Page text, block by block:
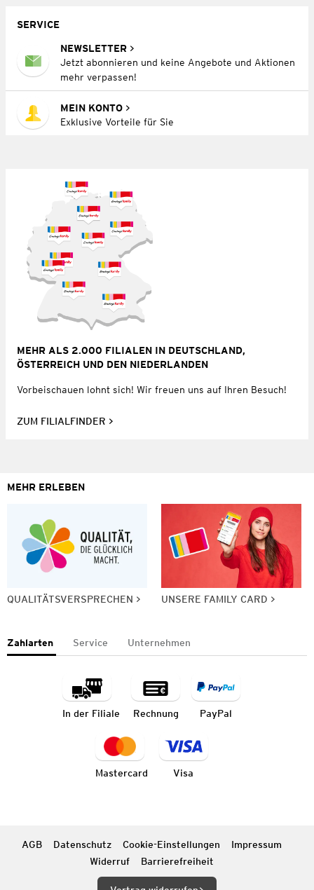
SERVICE
NEWSLETTER
Jetzt abonnieren und keine Angebote und Aktionen
mehr verpassen!
MEIN KONTO
Exklusive Vorteile für Sie
MEHR ALS 2.000 FILIALEN IN DEUTSCHLAND,
ÖSTERREICH UND DEN NIEDERLANDEN
Vorbeischauen lohnt sich! Wir freuen uns auf Ihren Besuch!
ZUM FILIALFINDER
MEHR ERLEBEN
QUALITÄTSVERSPRECHEN UNSERE FAMILY CARD
Zahlarten Service Unternehmen
In der Filiale Rechnung PayPal
Mastercard Visa
AGB Datenschutz Cookie-Einstellungen
Impressum
Widerruf
Barrierefreiheit